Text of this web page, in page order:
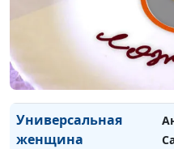
слышали и слушали
Универсальная
женщина